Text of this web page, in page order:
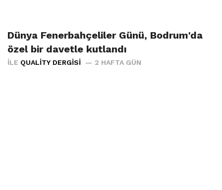
Dünya Fenerbahçeliler Günü, Bodrum'da
özel bir davetle kutlandı
İLE QUALITY DERGISI 2 HAFTA GÜN